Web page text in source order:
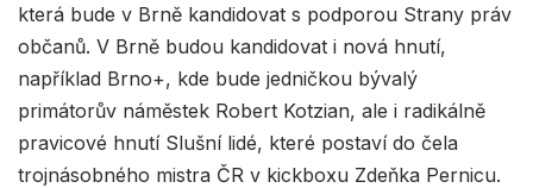
která bude v Brně kandidovat s podporou Strany práv
občanů. V Brně budou kandidovat i nová hnutí,
například Brno+, kde bude jedničkou bývalý
primátorův náměstek Robert Kotzian, ale i radikálně
pravicové hnutí Slušní lidé, které postaví do čela
trojnásobného mistra ČR v kickboxu Zdeňka Pernicu.